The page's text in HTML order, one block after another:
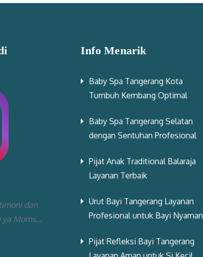
dan
Moms...
Info Menarik
Baby Spa Tangerang Kota
Tumbuh Kembang Optimal
Baby Spa Tangerang Selatan
dengan Sentuhan Profesional
Pijat Anak Traditional Balaraja
Layanan Terbaik
Urut Bayi Tangerang Layanan
Profesional untuk Bayi Nyaman
Pijat Refleksi Bayi Tangerang